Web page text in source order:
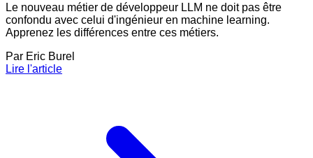
Le nouveau métier de développeur LLM ne doit pas être
confondu avec celui d'ingénieur en machine learning.
Apprenez les différences entre ces métiers.
Par Eric Burel
Lire l'article